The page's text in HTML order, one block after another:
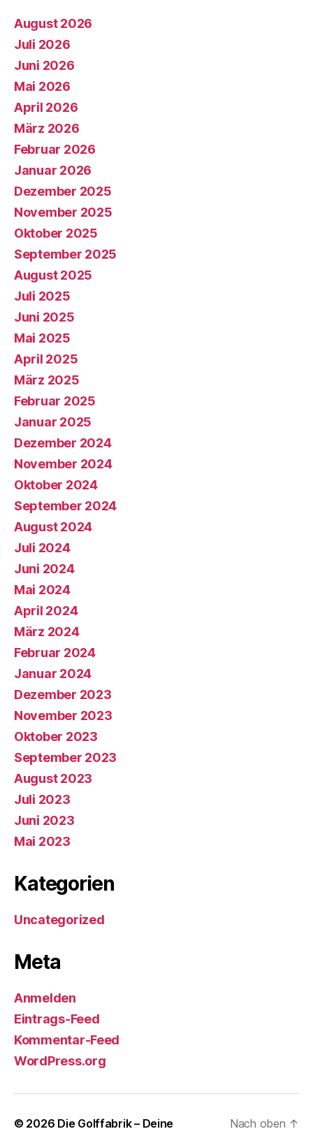
August 2026
Juli 2026
Juni 2026
Mai 2026
April 2026
März 2026
Februar 2026
Januar 2026
Dezember 2025
November 2025
Oktober 2025
September 2025
August 2025
Juli 2025
Juni 2025
Mai 2025
April 2025
März 2025
Februar 2025
Januar 2025
Dezember 2024
November 2024
Oktober 2024
September 2024
August 2024
Juli 2024
Juni 2024
Mai 2024
April 2024
März 2024
Februar 2024
Januar 2024
Dezember 2023
November 2023
Oktober 2023
September 2023
August 2023
Juli 2023
Juni 2023
Mai 2023
Kategorien
Uncategorized
Meta
Anmelden
Eintrags-Feed
Kommentar-Feed
WordPress.org
© 2026 Die Golffabrik – Deine Nach oben ↑